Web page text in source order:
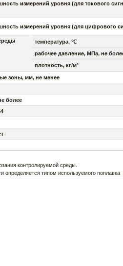
измерений уровня (для токового
измерений уровня (для цифрового
температура, ℃
рабочее давление, МПа, не
плотность, кг/м³
зоны, мм, не менее
более
контролируемой среды.
определяется типом используемого поплавка